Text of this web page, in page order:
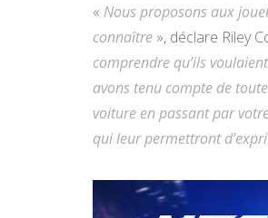
« Nous proposons aux
connaître », déclare Riley
comprendre qu’ils
avons tenu compte de
voiture en passant par
qui leur permettront